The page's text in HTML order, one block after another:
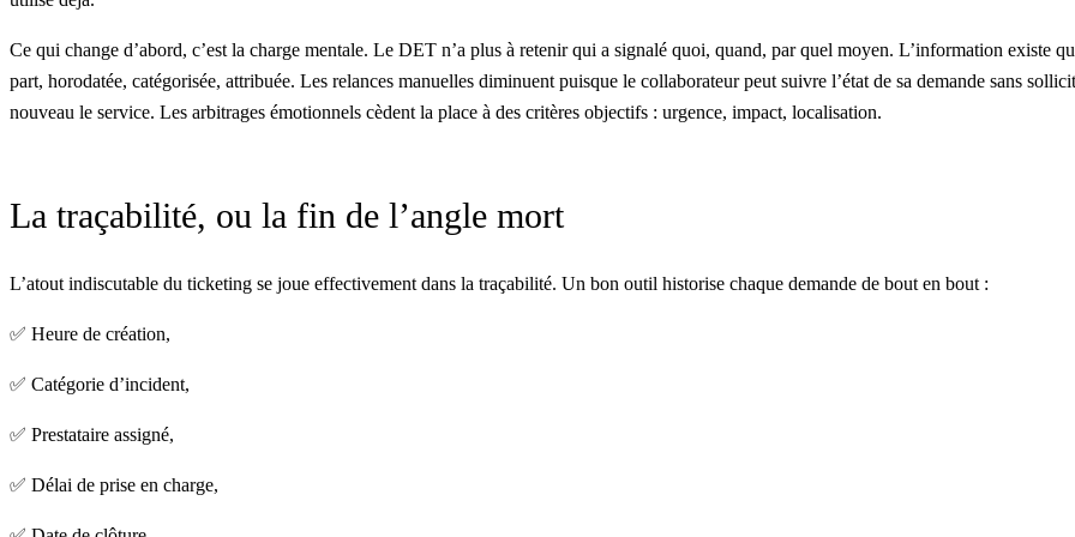
Ce qui change d’abord, c’est la charge mentale. Le DET n’a plus à retenir qui a signalé quoi, quand, par quel moyen. L’information existe
part, horodatée, catégorisée, attribuée. Les relances manuelles diminuent puisque le collaborateur peut suivre l’état de sa demande sans
nouveau le service. Les arbitrages émotionnels cèdent la place à des critères objectifs : urgence, impact, localisation.
La traçabilité, ou la fin de l’angle mort
L’atout indiscutable du ticketing se joue effectivement dans la traçabilité. Un bon outil historise chaque demande de bout en bout :
✅ Heure de création,
✅ Catégorie d’incident,
✅ Prestataire assigné,
✅ Délai de prise en charge,